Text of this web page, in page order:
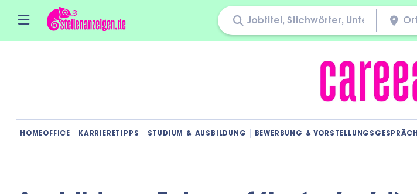
HOMEOFFICE KARRIERETIPPS STUDIUM & AUSBILDUNG BEWERBUNG & VORSTELLUNGSGESPRÄCH